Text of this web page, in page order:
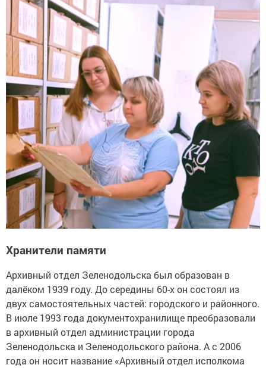
Хранители памяти
Архивный отдел Зеленодольска был образован в
далёком 1939 году. До середины 60-х он состоял из
двух самостоятельных частей: городского и районного.
В июле 1993 года документохранилище преобразовали
в архивный отдел администрации города
Зеленодольска и Зеленодольского района. А с 2006
года он носит название «Архивный отдел исполкома